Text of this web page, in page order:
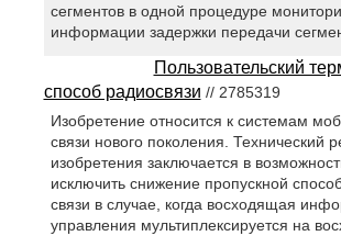
сегментов в одной процедуре
информации задержки передачи
Пользовательский
способ радиосвязи // 2785319
Изобретение относится к системам
связи нового поколения. Технический
изобретения заключается в
исключить снижение пропускной
связи в случае, когда восходящая
управления мультиплексируется на